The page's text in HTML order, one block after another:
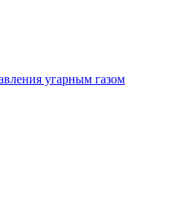
угарным газом